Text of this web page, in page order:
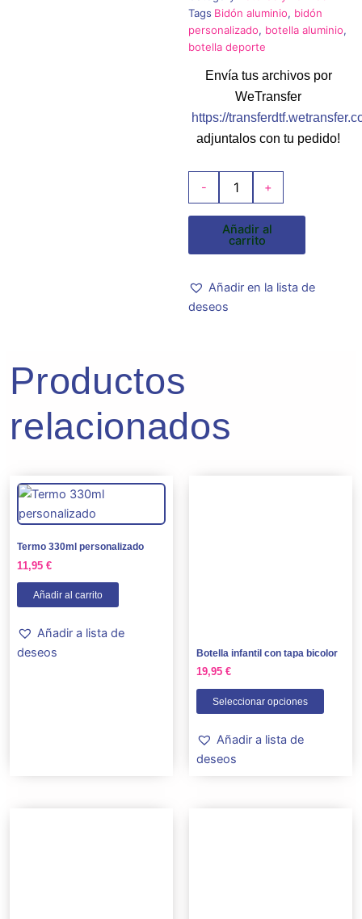
Tags Bidón aluminio, bidón
personalizado, botella aluminio,
botella deporte
Envía tus archivos por
WeTransfer
https://
adjuntalos con tu pedido!
-
cantidad
+
Añadir al
carrito
Añadir en la lista de
deseos
Productos
relacionados
Termo 330ml personalizado
11,95€
Añadir al carrito
Añadir a lista de
deseos
Botella infantil con tapa bicolor
19,95 €
Seleccionar opciones
elegir
página
Añadir a lista de
deseos